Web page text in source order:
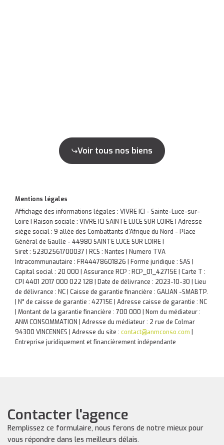
Voir tous nos biens
Mentions légales
Affichage des informations légales : VIVRE ICI - Sainte-Luce-sur-
Loire | Raison sociale : VIVRE ICI SAINTE LUCE SUR LOIRE | Adresse
siège social : 9 allée des Combattants d'Afrique du Nord - Place
Général de Gaulle - 44980 SAINTE LUCE SUR LOIRE |
Siret : 52302561700037 | RCS : Nantes | Numero TVA
Intracommunautaire : FR44478601826 | Forme juridique : SAS |
Capital social : 20 000 | Assurance RCP : RCP_01_42715E | Carte T :
CPI 4401 2017 000 022 128 | Date de délivrance : 2023-10-30 | Lieu
de délivrance : NC | Caisse de garantie financière : GALIAN -SMABTP.
| N° de caisse de garantie : 42715E | Adresse caisse de garantie : NC
| Montant de la garantie financière : 700 000 | Nom du médiateur :
ANM CONSOMMATION | Adresse du médiateur : 2 rue de Colmar
94300 VINCENNES | Adresse du site : contact@anmconso.com
Entreprise juridiquement et financièrement indépendante
Contacter l'agence
Remplissez ce formulaire, nous ferons de notre mieux pour
vous répondre dans les meilleurs délais.